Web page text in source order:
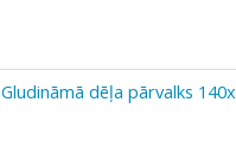
Gludināmā dēļa pārvalks